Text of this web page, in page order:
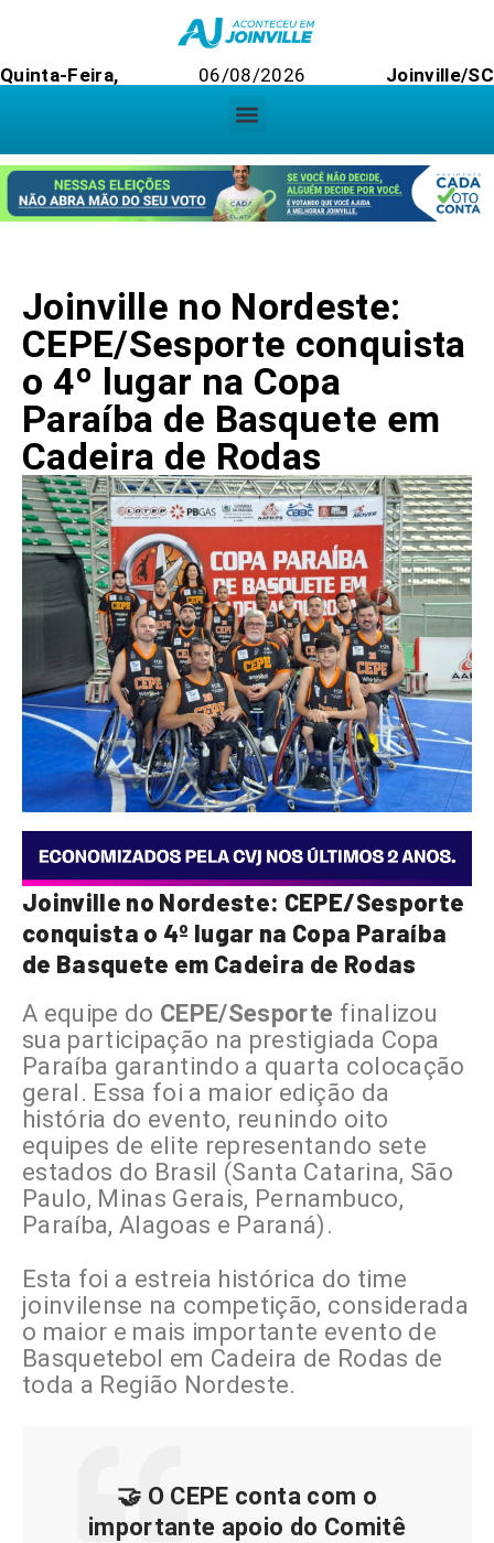
Quinta-Feira, 06/08/2026 Joinville/SC
Joinville no Nordeste:
CEPE/Sesporte conquista
o 4º lugar na Copa
Paraíba de Basquete em
Cadeira de Rodas
Joinville no Nordeste: CEPE/Sesporte
conquista o 4º lugar na Copa Paraíba
de Basquete em Cadeira de Rodas
A equipe do CEPE/Sesporte finalizou
sua participação na prestigiada Copa
Paraíba garantindo a quarta colocação
geral. Essa foi a maior edição da
história do evento, reunindo oito
equipes de elite representando sete
estados do Brasil (Santa Catarina, São
Paulo, Minas Gerais, Pernambuco,
Paraíba, Alagoas e Paraná).
Esta foi a estreia histórica do time
joinvilense na competição, considerada
o maior e mais importante evento de
Basquetebol em Cadeira de Rodas de
toda a Região Nordeste.
🤝 O CEPE conta com o
importante apoio do Comitê